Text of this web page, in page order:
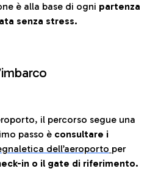
è alla base di ogni partenza
senza stress.
il percorso segue una
passo è consultare i
dell’aeroporto per
in o il gate di riferimento.